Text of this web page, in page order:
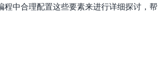
中合理配置这些要素来进行详细探讨，帮